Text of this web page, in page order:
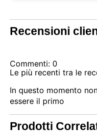
Recensioni
Commenti: 0
Le più recenti tra le
In questo momento
essere il primo
Prodotti